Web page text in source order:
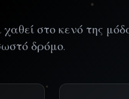
στο κενό της
δρόμο.